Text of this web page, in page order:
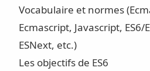
Vocabulaire et normes
Ecmascript, Javascript, ES6/
ESNext, etc.)
Les objectifs de ES6